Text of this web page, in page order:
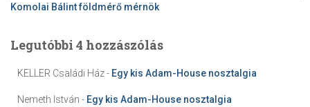
Komolai Bálint földmérő mérnök
Legutóbbi 4 hozzászólás
KELLER Családi Ház- Egy kis Adam-House nosztalgia
Nemeth István - Egy kis Adam-House nosztalgia